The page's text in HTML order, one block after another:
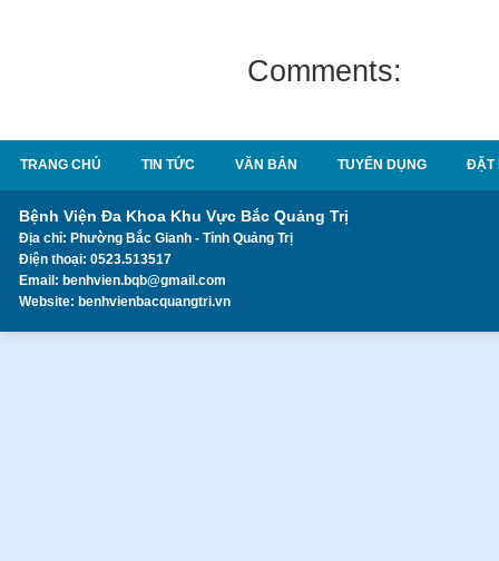
Comments:
TRANG CHỦ TIN TỨC VĂN BẢN TUYỂN DỤNG ĐẶT
Bệnh Viện Đa Khoa Khu Vực Bắc Quảng Trị
Địa chỉ: Phường Bắc Gianh - Tỉnh Quảng Trị
Điện thoại: 0523.513517
Email: benhvien.bqb@gmail.com
Website: benhvienbacquangtri.vn